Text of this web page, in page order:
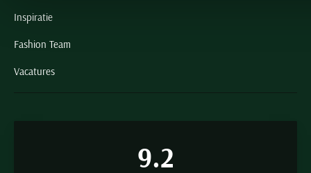
Inspiratie
Fashion Team
Vacatures
9.2